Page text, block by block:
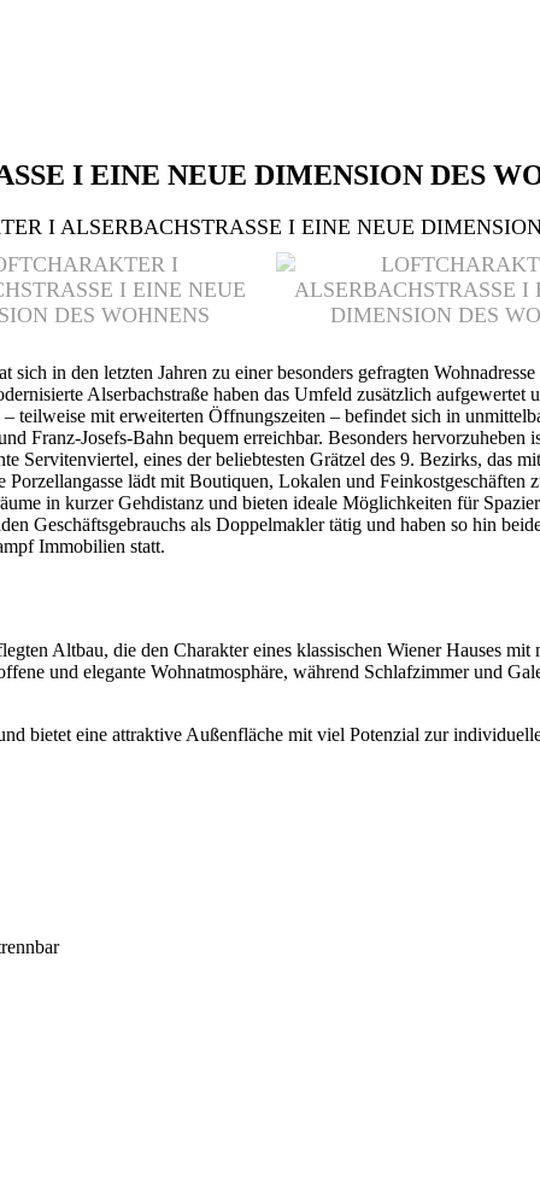
I EINE NEUE DIMENSION DES
sich in den letzten Jahren zu einer besonders gefragten
Alserbachstraße haben das Umfeld zusätzlich
teilweise mit erweiterten Öffnungszeiten – befindet sich in
Franz-Josefs-Bahn bequem erreichbar. Besonders
Servitenviertel, eines der beliebtesten Grätzel des 9. Bezirks, das
Porzellangasse lädt mit Boutiquen, Lokalen und
in kurzer Gehdistanz und bieten ideale Möglichkeiten für
Geschäftsgebrauchs als Doppelmakler tätig und haben so hin
Immobilien statt.
Altbau, die den Charakter eines klassischen Wiener Hauses
und elegante Wohnatmosphäre, während Schlafzimmer und
bietet eine attraktive Außenfläche mit viel Potenzial zur